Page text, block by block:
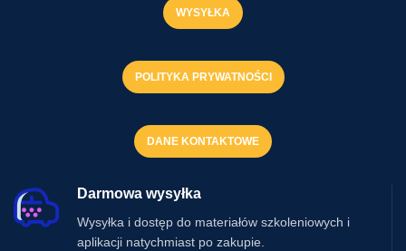
WYSYŁKA
POLITYKA PRYWATNOŚCI
DANE KONTAKTOWE
Darmowa wysyłka
Wysyłka i dostęp do materiałów szkoleniowych i
aplikacji natychmiast po zakupie.